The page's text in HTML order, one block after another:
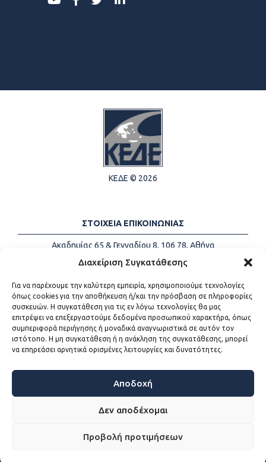
Διαχείριση Συγκατάθεσης
Για να παρέχουμε την καλύτερη εμπειρία, χρησιμοποιούμε τεχνολογίες
όπως cookies για την αποθήκευση ή/και την πρόσβαση σε πληροφορίες
συσκευών. Η συγκατάθεση για τις εν λόγω τεχνολογίες θα μας
επιτρέψει να επεξεργαστούμε δεδομένα προσωπικού χαρακτήρα, όπως
συμπεριφορά περιήγησης ή μοναδικά αναγνωριστικά σε αυτόν τον
ιστότοπο. Η μη συγκατάθεση ή η ανάκληση της συγκατάθεσης, μπορεί
να επηρεάσει αρνητικά ορισμένες λειτουργίες και δυνατότητες.
Αποδοχή
Δεν αποδέχομαι
Προβολή προτιμήσεων
ΚΕΔΕ © 2026
ΣΤΟΙΧΕΙΑ ΕΠΙΚΟΙΝΩΝΙΑΣ
Ακαδημίας 65 & Γενναδίου 8, 106 78, Αθήνα
Τηλέφωνα:
+30 213-2147500
Email:
info@kede.gr
ΧΡΗΣΙΜΟΙ ΣΥΝΔΕΣΜΟΙ
Η ΚΕΔΕ
Sitemap
Προσβασιμότητα
Όροι χρήσης
WEB DEVELOPMENT BY ΕΓΚΡΙΤΟΣ GROUP - ΣΥΝΕΡΓΑΣΙΑ Α.Ε.